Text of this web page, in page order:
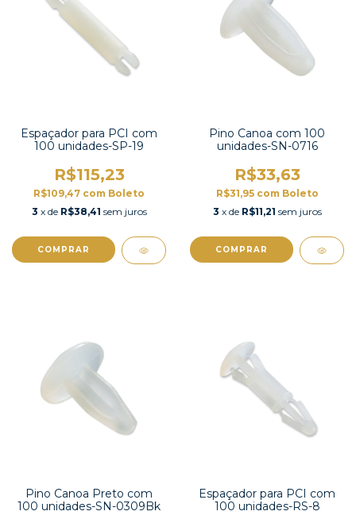
Espaçador para PCI com
100 unidades-SP-19
R$115,23
R$109,47 com Boleto
3 x de R$38,41 sem juros
COMPRAR
Pino Canoa com 100
unidades-SN-0716
R$33,63
R$31,95 com Boleto
3 x de R$11,21 sem juros
COMPRAR
Pino Canoa Preto com
100 unidades-SN-0309Bk
Espaçador para PCI com
100 unidades-RS-8